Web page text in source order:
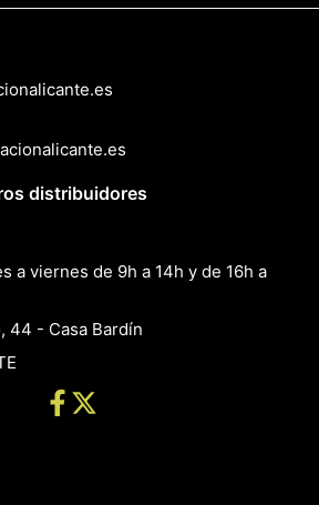
distribuidores
a viernes de 9h a 14h y de 16h a
44 - Casa Bardín